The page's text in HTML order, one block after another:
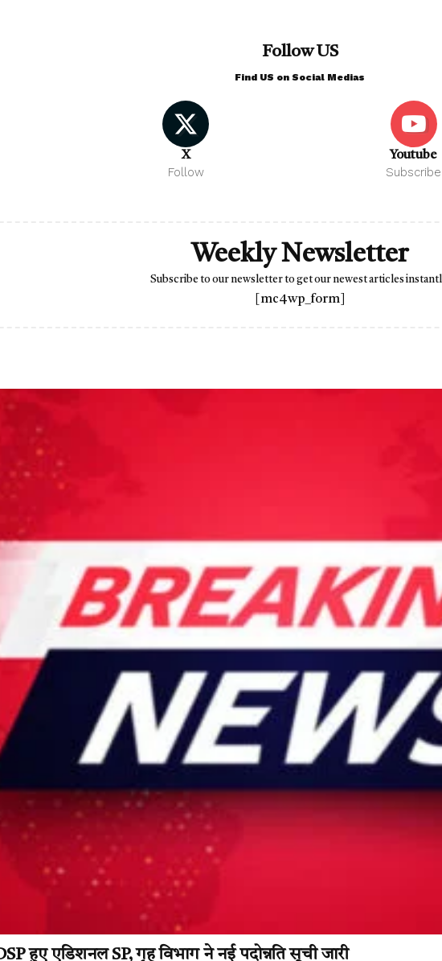
Follow US
Find US on Social Medias
X
Follow
Youtube
Subscribe
Weekly Newsletter
Subscribe to our newsletter to get our newest articles
[mc4wp_form]
हुए एडिशनल SP, गृह विभाग ने नई पदोन्नति सूची जारी